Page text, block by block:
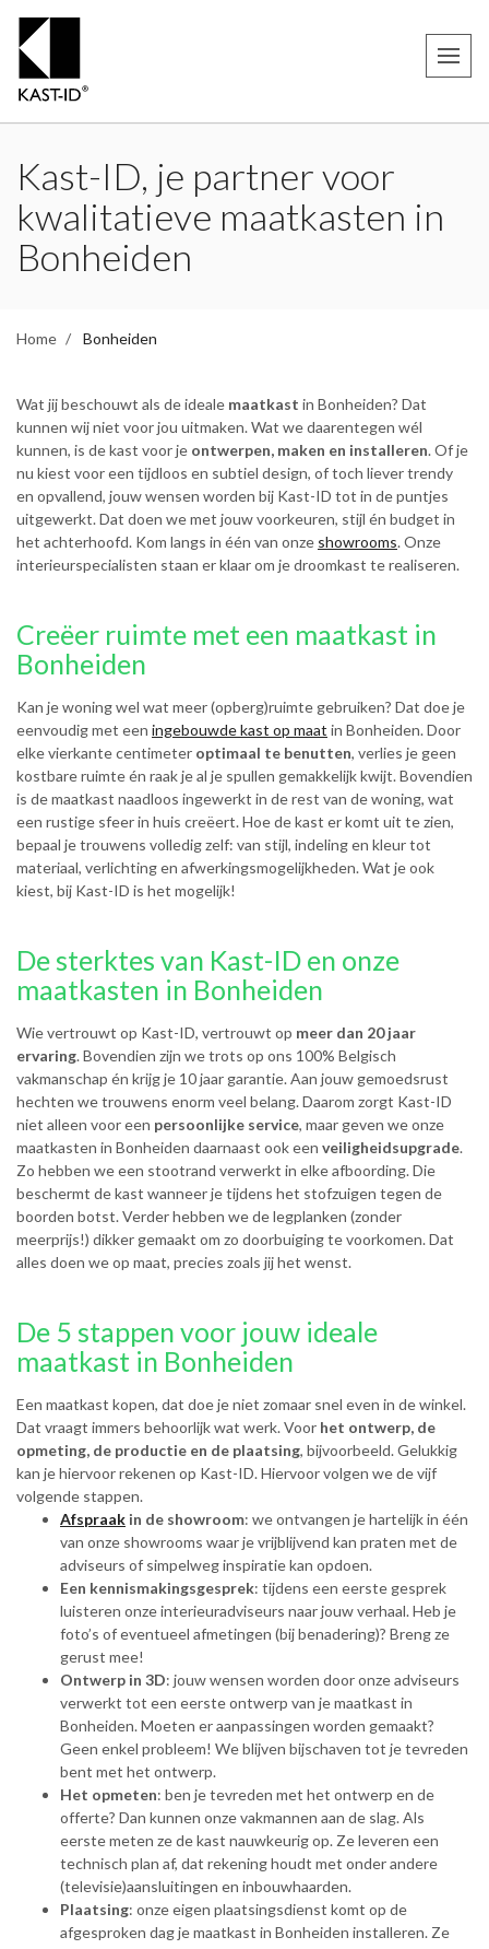
Kast-ID, je partner voor
kwalitatieve maatkasten in
Bonheiden
Home Bonheiden
Wat jij beschouwt als de ideale maatkast in Bonheiden? Dat
kunnen wij niet voor jou uitmaken. Wat we daarentegen wél
kunnen, is de kast voor je ontwerpen, maken en installeren. Of je
nu kiest voor een tijdloos en subtiel design, of toch liever trendy
en opvallend, jouw wensen worden bij Kast-ID tot in de puntjes
uitgewerkt. Dat doen we met jouw voorkeuren, stijl én budget in
het achterhoofd. Kom langs in één van onze showrooms. Onze
interieurspecialisten staan er klaar om je droomkast te realiseren.
Creëer ruimte met een maatkast in
Bonheiden
Kan je woning wel wat meer (opberg)ruimte gebruiken? Dat doe je
eenvoudig met een ingebouwde kast op maat in Bonheiden. Door
elke vierkante centimeter optimaal te benutten, verlies je geen
kostbare ruimte én raak je al je spullen gemakkelijk kwijt. Bovendien
is de maatkast naadloos ingewerkt in de rest van de woning, wat
een rustige sfeer in huis creëert. Hoe de kast er komt uit te zien,
bepaal je trouwens volledig zelf: van stijl, indeling en kleur tot
materiaal, verlichting en afwerkingsmogelijkheden. Wat je ook
kiest, bij Kast-ID is het mogelijk!
De sterktes van Kast-ID en onze
maatkasten in Bonheiden
Wie vertrouwt op Kast-ID, vertrouwt op meer dan 20 jaar
ervaring. Bovendien zijn we trots op ons 100% Belgisch
vakmanschap én krijg je 10 jaar garantie. Aan jouw gemoedsrust
hechten we trouwens enorm veel belang. Daarom zorgt Kast-ID
niet alleen voor een persoonlijke service, maar geven we onze
maatkasten in Bonheiden daarnaast ook een veiligheidsupgrade.
Zo hebben we een stootrand verwerkt in elke afboording. Die
beschermt de kast wanneer je tijdens het stofzuigen tegen de
boorden botst. Verder hebben we de legplanken (zonder
meerprijs!) dikker gemaakt om zo doorbuiging te voorkomen. Dat
alles doen we op maat, precies zoals jij het wenst.
De 5 stappen voor jouw ideale
maatkast in Bonheiden
Een maatkast kopen, dat doe je niet zomaar snel even in de winkel.
Dat vraagt immers behoorlijk wat werk. Voor het ontwerp, de
opmeting, de productie en de plaatsing, bijvoorbeeld. Gelukkig
kan je hiervoor rekenen op Kast-ID. Hiervoor volgen we de vijf
volgende stappen.
Afspraak in de showroom: we ontvangen je hartelijk in één
van onze showrooms waar je vrijblijvend kan praten met de
adviseurs of simpelweg inspiratie kan opdoen.
Een kennismakingsgesprek: tijdens een eerste gesprek
luisteren onze interieuradviseurs naar jouw verhaal. Heb je
foto’s of eventueel afmetingen (bij benadering)? Breng ze
gerust mee!
Ontwerp in 3D: jouw wensen worden door onze adviseurs
verwerkt tot een eerste ontwerp van je maatkast in
Bonheiden. Moeten er aanpassingen worden gemaakt?
Geen enkel probleem! We blijven bijschaven tot je tevreden
bent met het ontwerp.
Het opmeten: ben je tevreden met het ontwerp en de
offerte? Dan kunnen onze vakmannen aan de slag. Als
eerste meten ze de kast nauwkeurig op. Ze leveren een
technisch plan af, dat rekening houdt met onder andere
(televisie)aansluitingen en inbouwhaarden.
Plaatsing: onze eigen plaatsingsdienst komt op de
afgesproken dag je maatkast in Bonheiden installeren. Ze